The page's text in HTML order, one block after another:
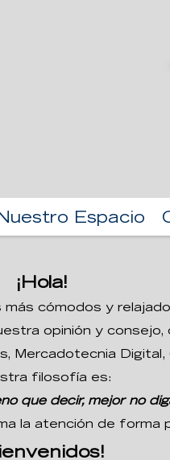
Espacio
¡Hola!
cómodos y
opinión y consejo,
Mercadotecnia
filosofía es:
que decir, mejor no
la atención de